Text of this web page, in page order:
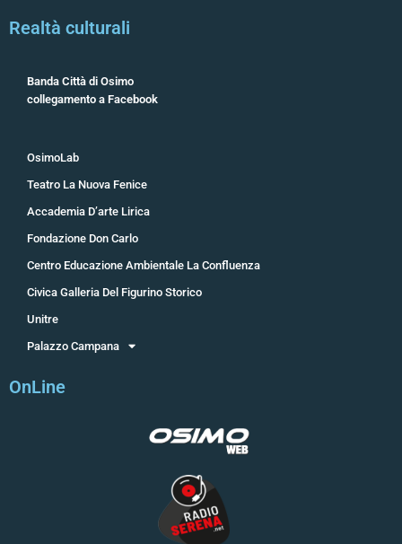
Realtà culturali
Banda Città di Osimo
collegamento a Facebook
OsimoLab
Teatro La Nuova Fenice
Accademia D’arte Lirica
Fondazione Don Carlo
Centro Educazione Ambientale La Confluenza
Civica Galleria Del Figurino Storico
Unitre
Palazzo Campana
OnLine